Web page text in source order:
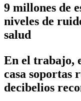
9 millones de
niveles de
salud
​En el trabajo,
casa soportas
decibelios